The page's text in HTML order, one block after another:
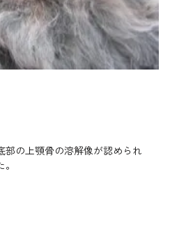
部の上顎骨の溶解像が認められ